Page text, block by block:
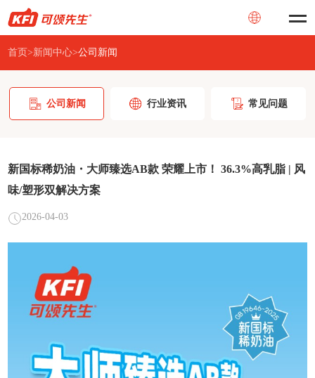
首页>新闻中心>公司新闻
公司新闻 行业资讯 常见问题
新国标稀奶油・大师臻选AB款 荣耀上市！ 36.3%高乳脂 | 风
味/塑形双解决方案
2026-04-03